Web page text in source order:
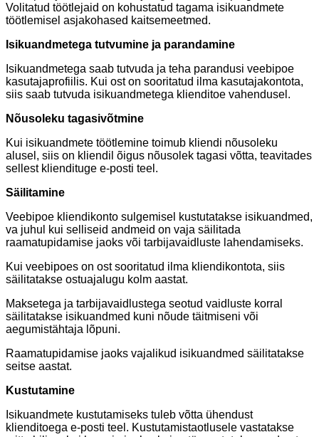
Volitatud töötlejaid on kohustatud tagama isikuandmete
töötlemisel asjakohased kaitsemeetmed.
Isikuandmetega tutvumine ja parandamine
Isikuandmetega saab tutvuda ja teha parandusi veebipoe
kasutajaprofiilis. Kui ost on sooritatud ilma kasutajakontota,
siis saab tutvuda isikuandmetega klienditoe vahendusel.
Nõusoleku tagasivõtmine
Kui isikuandmete töötlemine toimub kliendi nõusoleku
alusel, siis on kliendil õigus nõusolek tagasi võtta, teavitades
sellest kliendituge e-posti teel.
Säilitamine
Veebipoe kliendikonto sulgemisel kustutatakse isikuandmed,
va juhul kui selliseid andmeid on vaja säilitada
raamatupidamise jaoks või tarbijavaidluste lahendamiseks.
Kui veebipoes on ost sooritatud ilma kliendikontota, siis
säilitatakse ostuajalugu kolm aastat.
Maksetega ja tarbijavaidlustega seotud vaidluste korral
säilitatakse isikuandmed kuni nõude täitmiseni või
aegumistähtaja lõpuni.
Raamatupidamise jaoks vajalikud isikuandmed säilitatakse
seitse aastat.
Kustutamine
Isikuandmete kustutamiseks tuleb võtta ühendust
klienditoega e-posti teel. Kustutamistaotlusele vastatakse